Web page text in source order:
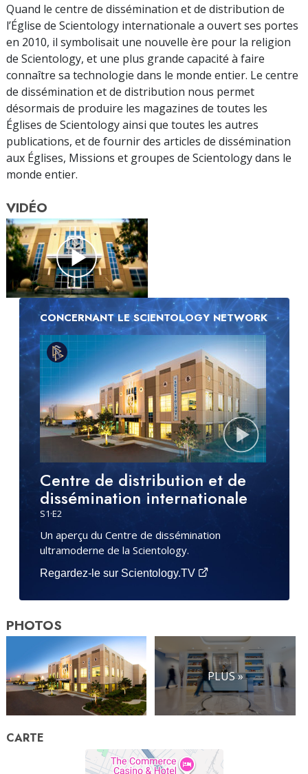
Quand le centre de dissémination et de distribution de
l’Église de Scientology internationale a ouvert ses portes
en 2010, il symbolisait une nouvelle ère pour la religion
de Scientology, et une plus grande capacité à faire
connaître sa technologie dans le monde entier. Le centre
de dissémination et de distribution nous permet
désormais de produire les magazines de toutes les
Églises de Scientology ainsi que toutes les autres
publications, et de fournir des articles de dissémination
aux Églises, Missions et groupes de Scientology dans le
monde entier.
VIDÉO
CONCERNANT LE SCIENTOLOGY NETWORK
Centre de distribution et de
dissémination internationale
S1·E2
Un aperçu du Centre de dissémination
ultramoderne de la Scientology.
Regardez-le sur Scientology.TV
PHOTOS
PLUS »
CARTE